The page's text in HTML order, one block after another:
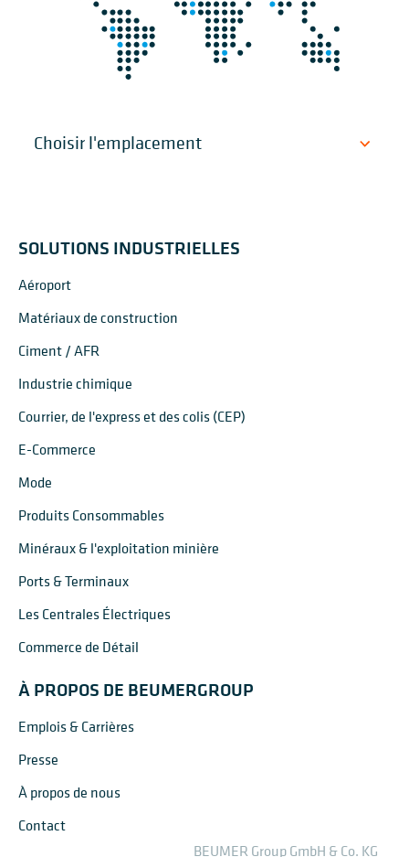
SOLUTIONS INDUSTRIELLES
Aéroport
Matériaux de construction
Ciment / AFR
Industrie chimique
Courrier, de l'express et des colis (CEP)
E-Commerce
Mode
Produits Consommables
Minéraux & l'exploitation minière
Ports & Terminaux
Les Centrales Électriques
Commerce de Détail
À PROPOS DE BEUMERGROUP
Emplois & Carrières
Presse
À propos de nous
Contact
BEUMER Group GmbH & Co. KG